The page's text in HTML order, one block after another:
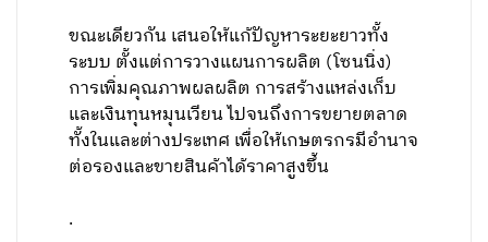
ขณะเดียวกัน เสนอให้แก้ปัญหาระยะยาวทั้ง
ระบบ ตั้งแต่การวางแผนการผลิต (โซนนิ่ง)
การเพิ่มคุณภาพผลผลิต การสร้างแหล่งเก็บ
และเงินทุนหมุนเวียน ไปจนถึงการขยายตลาด
ทั้งในและต่างประเทศ เพื่อให้เกษตรกรมีอำนาจ
ต่อรองและขายสินค้าได้ราคาสูงขึ้น
.